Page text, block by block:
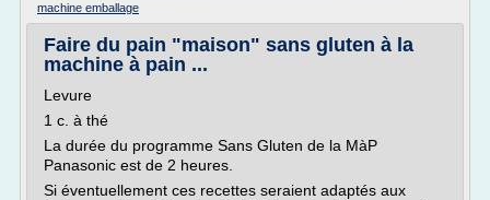
machine emballage
Faire du pain "maison" sans gluten à la
machine à pain ...
Levure
1 c. à thé
La durée du programme Sans Gluten de la MàP
Panasonic est de 2 heures.
Si éventuellement ces recettes seraient adaptés aux